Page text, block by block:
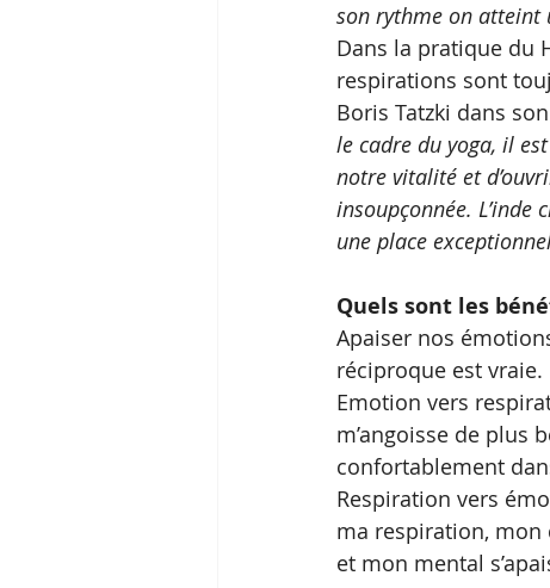
son rythme on atteint
Dans la pratique du
respirations sont
Boris Tatzki dans
le cadre du yoga, il
notre vitalité et
insoupçonnée. L’inde
une place
Quels sont les
Apaiser nos
réciproque est vraie.
Emotion vers
m’angoisse de plus
confortablement
Respiration vers
ma respiration, mon
et mon mental